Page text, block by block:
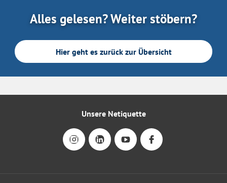
Alles gelesen? Weiter stöbern?
Hier geht es zurück zur Übersicht
Unsere Netiquette